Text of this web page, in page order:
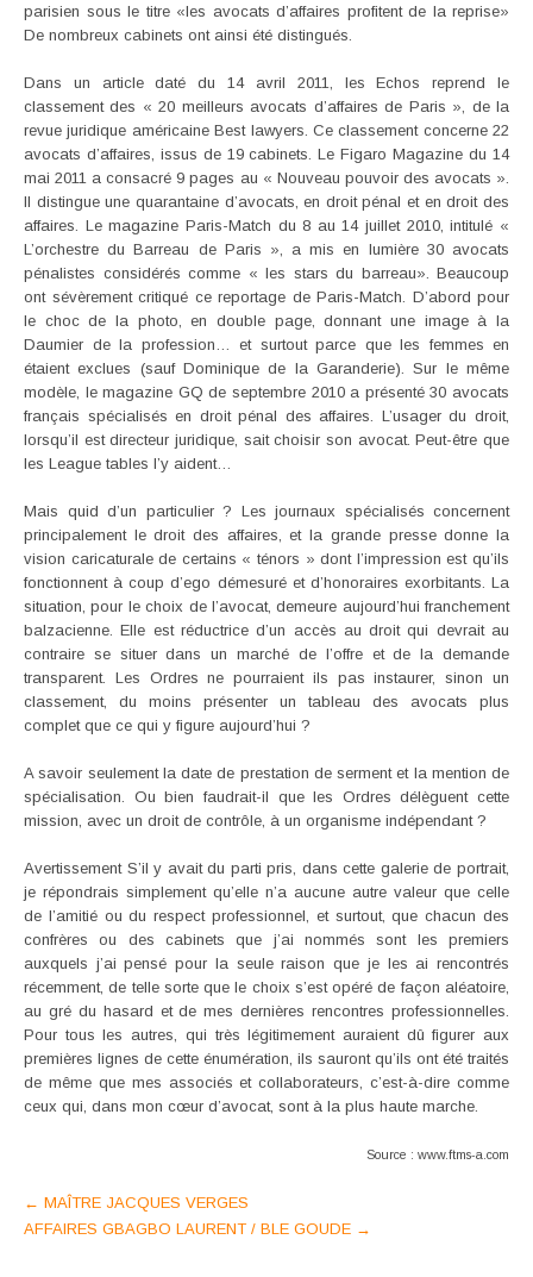
parisien sous le titre «les avocats d’affaires profitent de la reprise»
De nombreux cabinets ont ainsi été distingués.
Dans un article daté du 14 avril 2011, les Echos reprend le
classement des « 20 meilleurs avocats d’affaires de Paris », de la
revue juridique américaine Best lawyers. Ce classement concerne 22
avocats d’affaires, issus de 19 cabinets. Le Figaro Magazine du 14
mai 2011 a consacré 9 pages au « Nouveau pouvoir des avocats ».
Il distingue une quarantaine d’avocats, en droit pénal et en droit des
affaires. Le magazine Paris-Match du 8 au 14 juillet 2010, intitulé «
L’orchestre du Barreau de Paris », a mis en lumière 30 avocats
pénalistes considérés comme « les stars du barreau». Beaucoup
ont sévèrement critiqué ce reportage de Paris-Match. D’abord pour
le choc de la photo, en double page, donnant une image à la
Daumier de la profession… et surtout parce que les femmes en
étaient exclues (sauf Dominique de la Garanderie). Sur le même
modèle, le magazine GQ de septembre 2010 a présenté 30 avocats
français spécialisés en droit pénal des affaires. L’usager du droit,
lorsqu’il est directeur juridique, sait choisir son avocat. Peut-être que
les League tables l’y aident…
Mais quid d’un particulier ? Les journaux spécialisés concernent
principalement le droit des affaires, et la grande presse donne la
vision caricaturale de certains « ténors » dont l’impression est qu’ils
fonctionnent à coup d’ego démesuré et d’honoraires exorbitants. La
situation, pour le choix de l’avocat, demeure aujourd’hui franchement
balzacienne. Elle est réductrice d’un accès au droit qui devrait au
contraire se situer dans un marché de l’offre et de la demande
transparent. Les Ordres ne pourraient ils pas instaurer, sinon un
classement, du moins présenter un tableau des avocats plus
complet que ce qui y figure aujourd’hui ?
A savoir seulement la date de prestation de serment et la mention de
spécialisation. Ou bien faudrait-il que les Ordres délèguent cette
mission, avec un droit de contrôle, à un organisme indépendant ?
Avertissement S’il y avait du parti pris, dans cette galerie de portrait,
je répondrais simplement qu’elle n’a aucune autre valeur que celle
de l’amitié ou du respect professionnel, et surtout, que chacun des
confrères ou des cabinets que j’ai nommés sont les premiers
auxquels j’ai pensé pour la seule raison que je les ai rencontrés
récemment, de telle sorte que le choix s’est opéré de façon aléatoire,
au gré du hasard et de mes dernières rencontres professionnelles.
Pour tous les autres, qui très légitimement auraient dû figurer aux
premières lignes de cette énumération, ils sauront qu’ils ont été traités
de même que mes associés et collaborateurs, c’est-à-dire comme
ceux qui, dans mon cœur d’avocat, sont à la plus haute marche.
Source : www.ftms-a.com
Post
navigation
← MAÎTRE JACQUES VERGES
AFFAIRES GBAGBO LAURENT / BLE GOUDE →